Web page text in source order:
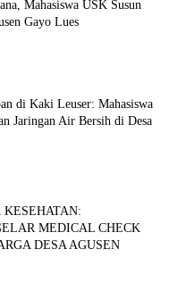
Mahasiswa USK Susun
Gayo Lues
di Kaki Leuser: Mahasiswa
Jaringan Air Bersih di Desa
MEDICAL CHECK